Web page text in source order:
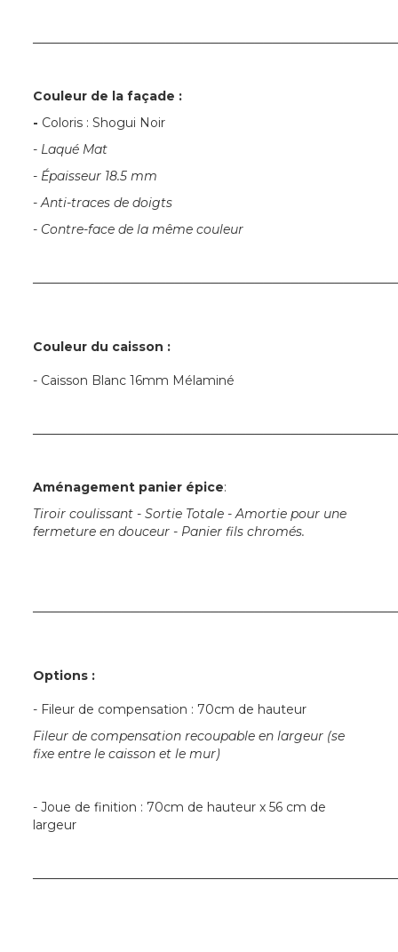
Couleur de la façade :
- Coloris : Shogui Noir
- Laqué Mat
- Épaisseur 18.5 mm
- Anti-traces de doigts
- Contre-face de la même couleur
Couleur du caisson :
- Caisson Blanc 16mm Mélaminé
Aménagement panier épice:
Tiroir coulissant - Sortie Totale - Amortie pour une
fermeture en douceur - Panier fils chromés.
Options :
- Fileur de compensation : 70cm de hauteur
Fileur de compensation recoupable en largeur (se
fixe entre le caisson et le mur)
- Joue de finition : 70cm de hauteur x 56 cm de
largeur